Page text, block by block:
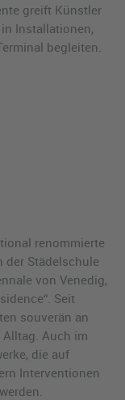
greift Künstler
Installationen,
begleiten.
renommierte
der Städelschule
von Venedig,
Seit
souverän an
Auch im
die auf
Interventionen